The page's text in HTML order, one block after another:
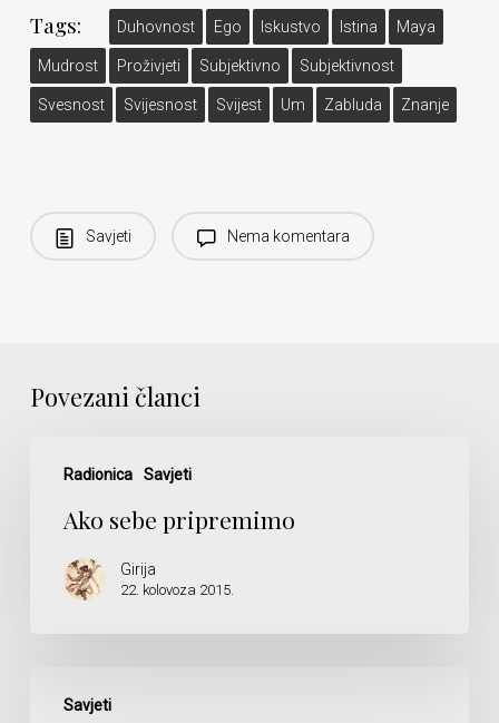
Tags: Duhovnost Ego Iskustvo Istina Maya
Mudrost Proživjeti Subjektivno Subjektivnost
Svesnost Svijesnost Svijest Um Zabluda Znanje
Savjeti Nema komentara
Povezani članci
Radionica Savjeti
sebe
pripremimo
Ako sebe pripremimo
Girija
22. kolovoza 2015.
Savjeti
lotosa